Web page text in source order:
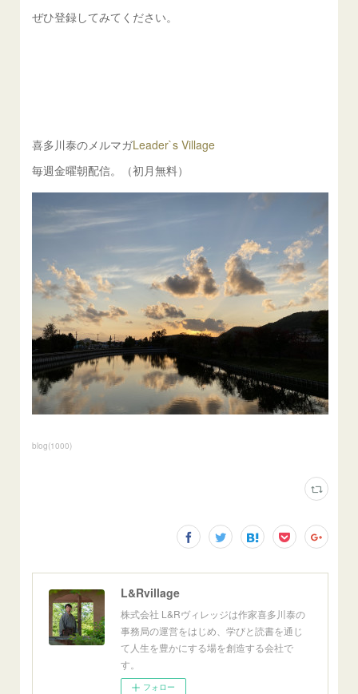
ぜひ登録してみてください。
喜多川泰のメルマガLeader`s Village
毎週金曜朝配信。（初月無料）
blog(1000)
L&Rvillage
株式会社 L&Rヴィレッジは作家喜多川泰の
事務局の運営をはじめ、学びと読書を通じ
て人生を豊かにする場を創造する会社で
す。
フォロー